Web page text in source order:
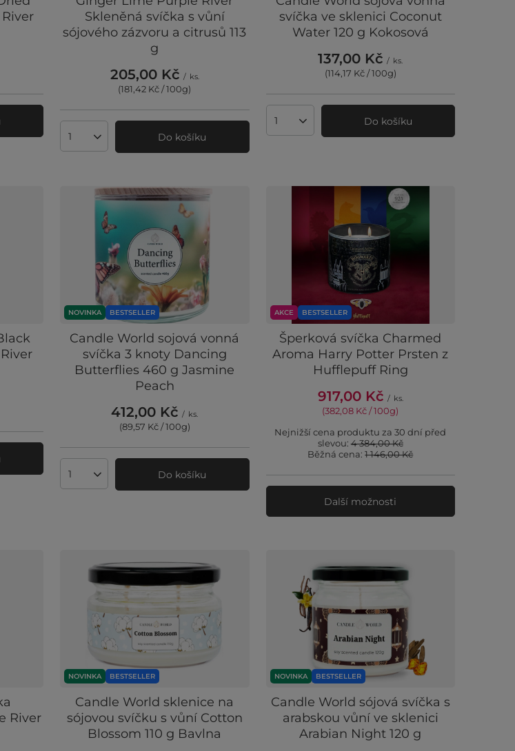
Skleněná svíčka s vůní
sójového zázvoru a citrusů 113
g
205,00 Kč / ks.
(181,42 Kč / 100g)
Množství produktůDo košíku
svíčka ve sklenici Coconut
Water 120 g Kokosová
137,00 Kč / ks.
(114,17 Kč / 100g)
Množství produktůDo košíku
NOVINKA BESTSELLER
Candle World sojová vonná
svíčka 3 knoty Dancing
Butterflies 460 g Jasmine
Peach
412,00 Kč / ks.
(89,57 Kč / 100g)
Množství produktůDo košíku
AKCE BESTSELLER
Šperková svíčka Charmed
Aroma Harry Potter Prsten z
Hufflepuff Ring
917,00 Kč / ks.
(382,08 Kč / 100g)
Nejnižší cena produktu za 30 dní před
slevou:4 384,00 Kč
Běžná cena:1 146,00 Kč
Další možnosti
River
NOVINKA BESTSELLER
Candle World sklenice na
sójovou svíčku s vůní Cotton
Blossom 110 g Bavlna
NOVINKA BESTSELLER
Candle World sójová svíčka s
arabskou vůní ve sklenici
Arabian Night 120 g